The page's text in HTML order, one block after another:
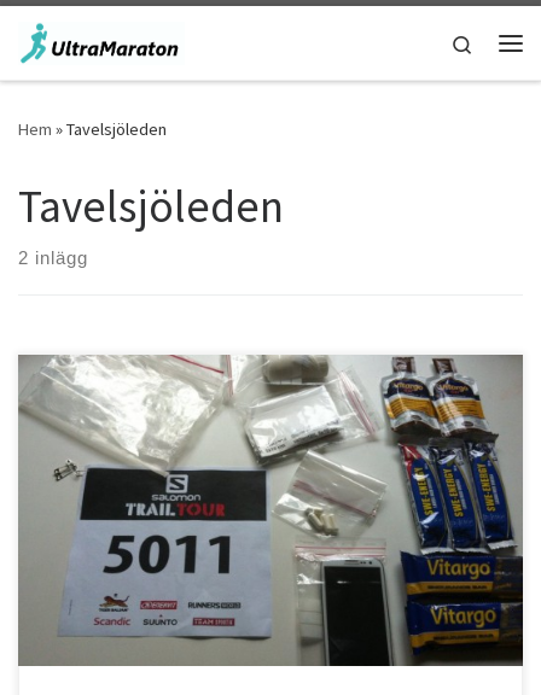
Hoppa till innehåll
Search
Hem »Tavelsjöleden
Tavelsjöleden
2 inlägg
Sitter här och har just sett över utrustningen för morgondagens
ultralopp. Salomon Trail Tour är på besök i Umeå och imorgon körs
det första ultraloppet i terräng i Umeå. Det blir min första start i ett
ultralopp! För lite drygt ett år sen tog jag upp konditionsträningen
igen, 13 år […]